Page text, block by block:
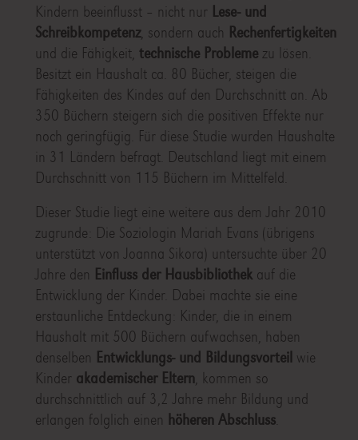
Kindern beeinflusst – nicht nur Lese- und
Schreibkompetenz, sondern auch Rechenfertigkeiten
und die Fähigkeit, technische Problemezu lösen.
Besitzt ein Haushalt ca. 80 Bücher, steigen die
Fähigkeiten des Kindes auf den Durchschnitt an. Ab
350 Büchern steigern sich die positiven Effekte nur
noch geringfügig. Für diese Studie wurden Haushalte
in 31 Ländern befragt. Deutschland liegt mit einem
Durchschnitt von 115 Büchern im Mittelfeld.
Dieser Studie liegt eine weitere aus dem Jahr 2010
zugrunde: Die Soziologin Mariah Evans (übrigens
unterstützt von Joanna Sikora) untersuchte über 20
Jahre den Einfluss der Hausbibliothekauf die
Entwicklung der Kinder. Dabei machte sie eine
erstaunliche Entdeckung: Kinder, die in einem
Haushalt mit 500 Büchern aufwachsen, haben
denselben Entwicklungs- und Bildungsvorteil wie
Kinder akademischer Eltern , kommen so
durchschnittlich auf 3,2 Jahre mehr Bildung und
erlangen folglich einen höheren Abschluss.